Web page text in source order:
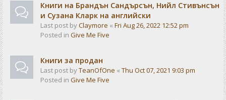
Книги на Брандън Сандърсън, Нийл Стивънсън
и Сузана Кларк на английски
Last post byClaymore « Fri Aug 26, 2022 12:52 pm
Posted in Give Me Five
Книги за продан
Last post byTeanOfOne « Thu Oct 07, 2021 9:03 pm
Posted in Give Me Five